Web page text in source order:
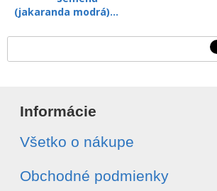
(jakaranda modrá)...
Informácie
Všetko o nákupe
Obchodné podmienky